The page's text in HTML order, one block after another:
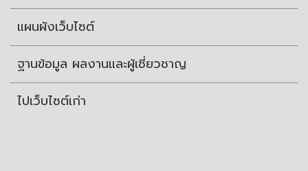
แผนผังเว็บไซต์
ฐานข้อมูล ผลงานและผู้เชี่ยวชาญ
ไปเว็บไซต์เก่า